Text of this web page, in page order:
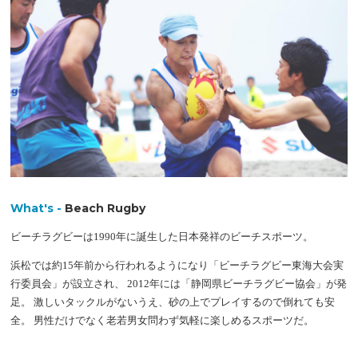
What's - Beach Rugby
ビーチラグビーは1990年に誕生した日本発祥のビーチスポーツ。
浜松では約15年前から行われるようになり「ビーチラグビー東海大会実
行委員会」が設立され、 2012年には「静岡県ビーチラグビー協会」が発
足。 激しいタックルがないうえ、砂の上でプレイするので倒れても安
全。 男性だけでなく老若男女問わず気軽に楽しめるスポーツだ。